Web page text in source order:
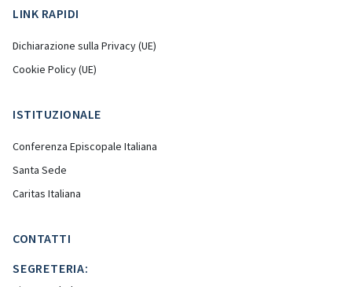
LINK RAPIDI
Dichiarazione sulla Privacy (UE)
Cookie Policy (UE)
ISTITUZIONALE
Conferenza Episcopale Italiana
Santa Sede
Caritas Italiana
CONTATTI
SEGRETERIA: